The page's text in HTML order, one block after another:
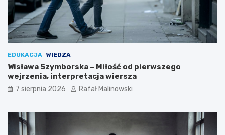
EDUKACJA WIEDZA
Wisława Szymborska – Miłość od pierwszego
wejrzenia, interpretacja wiersza
7 sierpnia 2026 Rafał Malinowski